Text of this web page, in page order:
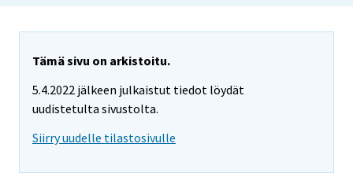
Tämä sivu on arkistoitu.
5.4.2022 jälkeen julkaistut tiedot löydät
uudistetulta sivustolta.
Siirry uudelle tilastosivulle